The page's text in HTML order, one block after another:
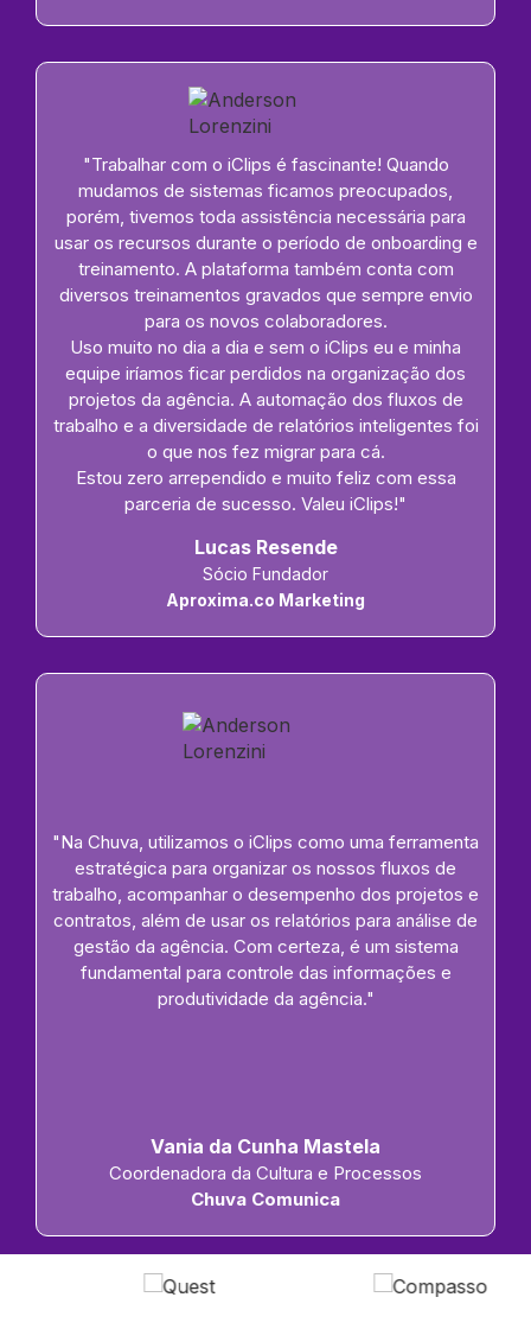
"Trabalhar com o iClips é fascinante! Quando
mudamos de sistemas ficamos preocupados,
porém, tivemos toda assistência necessária para
usar os recursos durante o período de onboarding e
treinamento. A plataforma também conta com
diversos treinamentos gravados que sempre envio
para os novos colaboradores.
Uso muito no dia a dia e sem o iClips eu e minha
equipe iríamos ficar perdidos na organização dos
projetos da agência. A automação dos fluxos de
trabalho e a diversidade de relatórios inteligentes foi
o que nos fez migrar para cá.
Estou zero arrependido e muito feliz com essa
parceria de sucesso. Valeu iClips!"
Lucas Resende
Sócio Fundador
Aproxima.co Marketing
"Na Chuva, utilizamos o iClips como uma ferramenta
estratégica para organizar os nossos fluxos de
trabalho, acompanhar o desempenho dos projetos e
contratos, além de usar os relatórios para análise de
gestão da agência. Com certeza, é um sistema
fundamental para controle das informações e
produtividade da agência."
Vania da Cunha Mastela
Coordenadora da Cultura e Processos
Chuva Comunica